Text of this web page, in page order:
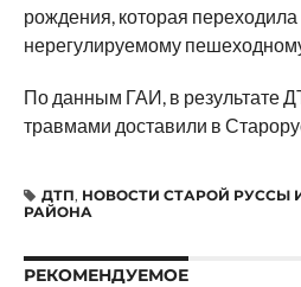
рождения, которая
нерегулируемому
По данным ГАИ, в результате
травмами доставили в
ДТП, НОВОСТИ СТАРОЙ РУССЫ
РАЙОНА
РЕКОМЕНДУЕМОЕ